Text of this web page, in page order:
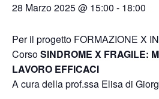
28 Marzo 2025 @ 15:00 - 18:00
Per il progetto FORMAZIONE X
CorsoSINDROME X FRAGILE:
LAVORO EFFICACI
A cura della prof.ssa Elisa di